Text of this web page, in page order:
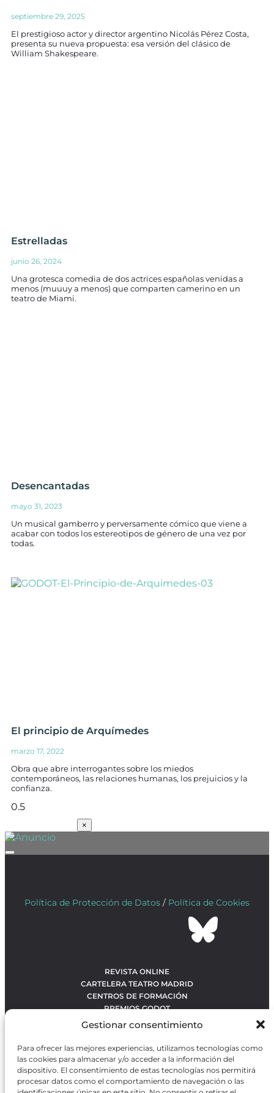
Gestionar consentimiento
Para ofrecer las mejores experiencias, utilizamos tecnologías como
las cookies para almacenar y/o acceder a la información del
dispositivo. El consentimiento de estas tecnologías nos permitirá
procesar datos como el comportamiento de navegación o las
septiembre 29, 2025
El prestigioso actor y director argentino Nicolás Pérez Costa,
presenta su nueva propuesta: esa versión del clásico de
William Shakespeare.
Estrelladas
junio 26, 2024
Una grotesca comedia de dos actrices españolas venidas a
menos (muuuy a menos) que comparten camerino en un
teatro de Miami.
Desencantadas
mayo 31, 2023
Un musical gamberro y perversamente cómico que viene a
acabar con todos los estereotipos de género de una vez por
todas.
El principio de Arquímedes
marzo 17, 2022
Obra que abre interrogantes sobre los miedos
contemporáneos, las relaciones humanas, los prejuicios y la
confianza.
×
Política de Protección de Datos / Política de Cookies
REVISTA ONLINE
CARTELERA TEATRO MADRID
CENTROS DE FORMACIÓN
PREMIOS GODOT
CONTACTO
OBRAS MÁS VOTADAS
RANKING MEJORES OBRAS
BÚSQUEDA AVANZADA DE OBRAS